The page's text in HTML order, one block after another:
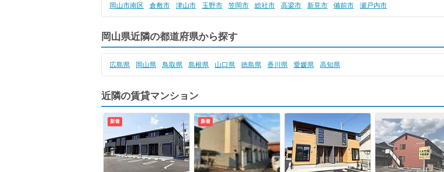
岡山市南区 倉敷市 津山市 玉野市 笠岡市 総社市 高梁市 新見市 備前市 瀬戸内市
岡山県近隣の都道府県から探す
広島県 岡山県 鳥取県 島根県 山口県 徳島県 香川県 愛媛県 高知県
近隣の賃貸マンション
新着 新着